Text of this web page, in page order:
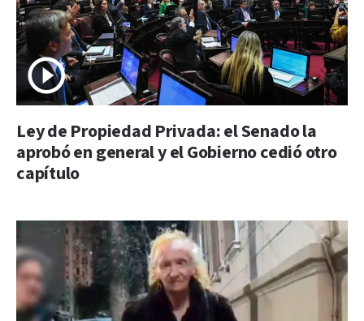
Ley de Propiedad Privada: el Senado la
aprobó en general y el Gobierno cedió otro
capítulo